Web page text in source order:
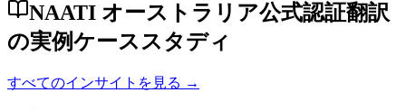
NAATI オーストラリア公式認証翻訳
の実例ケーススタディ
すべてのインサイトを見る →